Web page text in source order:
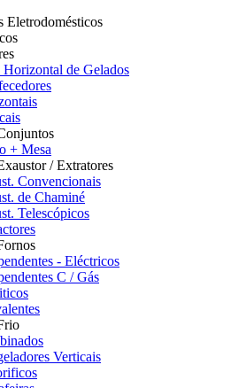
Eletrodomésticos
Horizontal de Gelados
+ Mesa
/ Extratores
Convencionais
de Chaminé
Telescópicos
- Eléctricos
C / Gás
Verticais